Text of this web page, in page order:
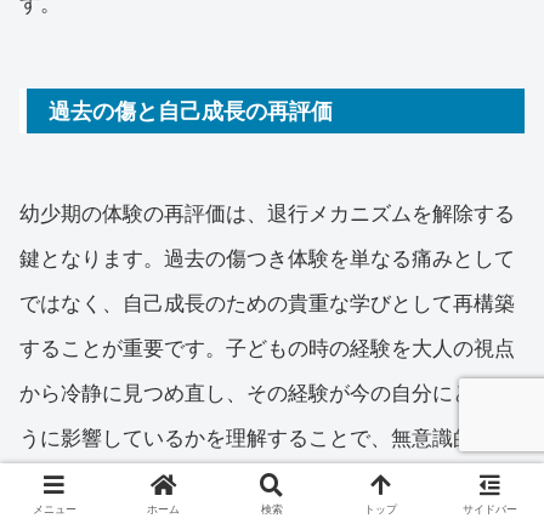
す。
過去の傷と自己成長の再評価
幼少期の体験の再評価は、退行メカニズムを解除する
鍵となります。過去の傷つき体験を単なる痛みとして
ではなく、自己成長のための貴重な学びとして再構築
することが重要です。子どもの時の経験を大人の視点
から冷静に見つめ直し、その経験が今の自分にどのよ
うに影響しているかを理解することで、無意識的な防
衛メカニズムから徐々に解放されていくのです。
メニュー ホーム 検索 トップ サイドバー